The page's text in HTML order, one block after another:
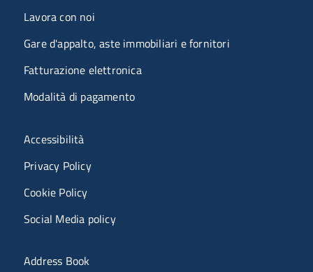
Lavora con noi
Gare d'appalto, aste immobiliari e fornitori
Fatturazione elettronica
Modalità di pagamento
Menù riferimenti
Accessibilità
Privacy Policy
Cookie Policy
Social Media policy
Menu portale
Address Book